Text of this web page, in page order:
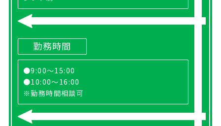
勤務時間
●9:00〜15:00
●10:00〜16:00
※勤務時間相談可